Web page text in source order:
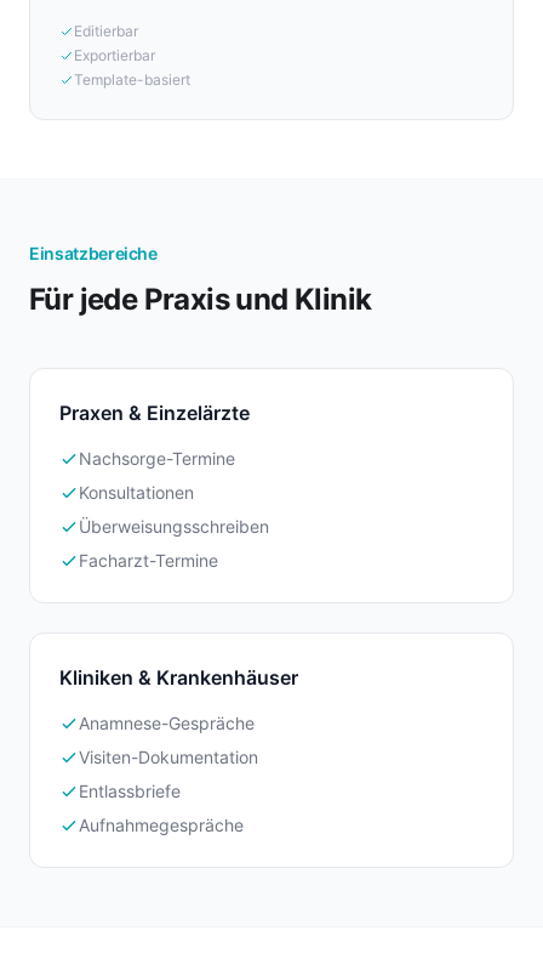
Editierbar
Exportierbar
Template-basiert
Einsatzbereiche
Für jede Praxis und Klinik
Praxen & Einzelärzte
Nachsorge-Termine
Konsultationen
Überweisungsschreiben
Facharzt-Termine
Kliniken & Krankenhäuser
Anamnese-Gespräche
Visiten-Dokumentation
Entlassbriefe
Aufnahmegespräche